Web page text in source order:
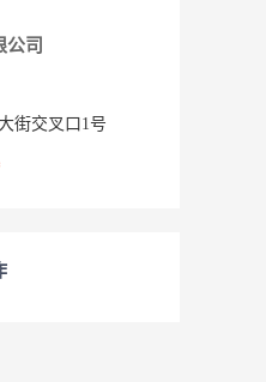
司
街交叉口1号